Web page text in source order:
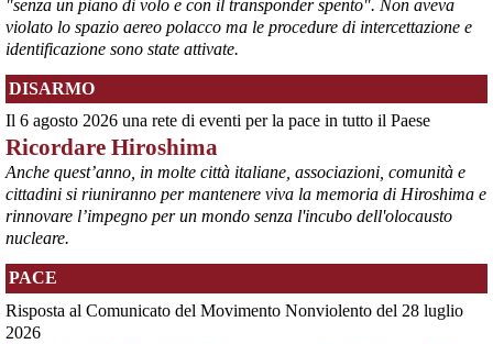
@peacelink - 6/8/2026 21:35
Ultimi cento milioni di euro per l’ex Ilva, poi non saranno più
possibili nuovi aiuti di Stato. Lo ha confermato il ministro Adolfo
Urso durante l’incontro al Mimit con le imprese dell’indotto: la
tranche conclusiva del prestito autorizzato dall’Unione europea
dovrà essere erogata entro il 9 agosto e restituita dal futuro
acquirente.
Fonte: Studio100
#ILVA
"senza un piano di volo e con il transponder spento". Non aveva
violato lo spazio aereo polacco ma le procedure di intercettazione e
identificazione sono state attivate.
DISARMO
Il 6 agosto 2026 una rete di eventi per la pace in tutto il Paese
Ricordare Hiroshima
Anche quest’anno, in molte città italiane, associazioni, comunità e
cittadini si riuniranno per mantenere viva la memoria di Hiroshima e
rinnovare l’impegno per un mondo senza l'incubo dell'olocausto
nucleare.
PACE
Risposta al Comunicato del Movimento Nonviolento del 28 luglio
2026